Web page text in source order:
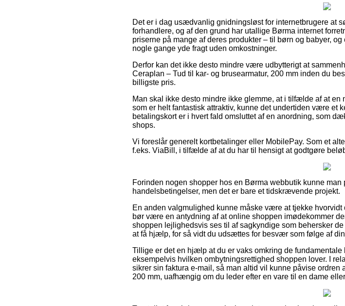
Det er i dag usædvanlig gnidningsløst for internetbrugere at
forhandlere, og af den grund har utallige Børma internet
priserne på mange af deres produkter – til børn og babyer,
nogle gange yde fragt uden omkostninger.
Derfor kan det ikke desto mindre være udbytterigt at
Ceraplan – Tud til kar- og brusearmatur, 200 mm inden du
billigste pris.
Man skal ikke desto mindre ikke glemme, at i tilfælde af at
som er helt fantastisk attraktiv, kunne det undertiden være et
betalingskort er i hvert fald omsluttet af en anordning, som
shops.
Vi foreslår generelt kortbetalinger eller MobilePay. Som et
f.eks. ViaBill, i tilfælde af at du har til hensigt at godtgøre
Forinden nogen shopper hos en Børma webbutik kunne
handelsbetingelser, men det er bare et tidskrævende projekt.
En anden valgmulighed kunne måske være at tjekke
bør være en antydning af at online shoppen imødekommer
shoppen lejlighedsvis ses til af sagkyndige som behersker
at få hjælp, for så vidt du udsættes for besvær som følge af
Tillige er det en hjælp at du er vaks omkring de
eksempelvis hvilken ombytningsrettighed shoppen lover. I
sikrer sin faktura e-mail, så man altid vil kunne påvise ordren
200 mm, uafhængig om du leder efter en vare til en dame